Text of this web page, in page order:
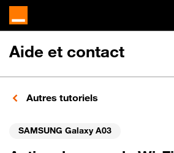
Aide et contact
Autres tutoriels
SAMSUNG Galaxy A03